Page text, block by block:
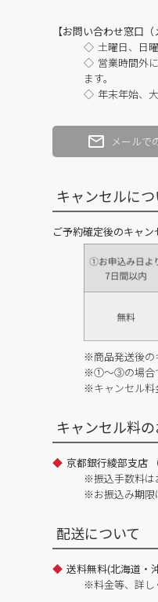
【お問い合わせ窓口
土曜日、日
営業時間外
ます。
年末年始、
メールで
キャンセルにつ
ご予約確定後のキャン
※商品発送後の
※①～③の場合
※キャンセル料
キャンセル料
京都銀行綾部支店
※振込手数料は
※お振込み期限
配送について
送料無料(北海道・
※料金等、詳し